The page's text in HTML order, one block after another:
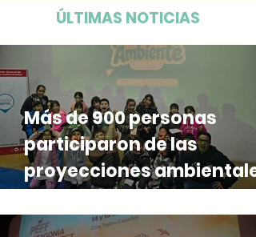
ÚLTIMAS NOTICIAS
Más de 900 personas
participaron de las
proyecciones
del Patagonia Eco Film Fest
en Expo Ambiente 2026